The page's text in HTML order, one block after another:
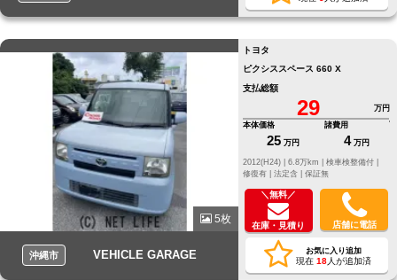
5枚
沖縄市 VEHICLE GARAGE
トヨタ
ピクシススペース 660 X
支払総額
29
万円
本体価格
25 万円
諸費用
4 万円
修復有 | 法定含 | 保証無
＼無料／
在庫・見積り 店舗に電話
お気に入り追加
現在 18人が追加済